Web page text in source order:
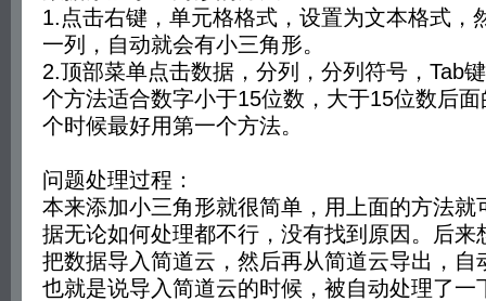
1.点击右键，单元格格式，设置为文本格式，
一列，自动就会有小三角形。
2.顶部菜单点击数据，分列，分列符号，Tab
个方法适合数字小于15位数，大于15位数后
个时候最好用第一个方法。
问题处理过程：
本来添加小三角形就很简单，用上面的方法就
据无论如何处理都不行，没有找到原因。后来
把数据导入简道云，然后再从简道云导出，自
也就是说导入简道云的时候，被自动处理了一